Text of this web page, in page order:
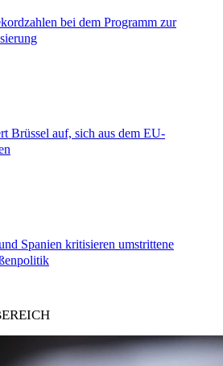
bei dem Programm zur
Brüssel auf, sich aus dem EU-
Spanien kritisieren umstrittene